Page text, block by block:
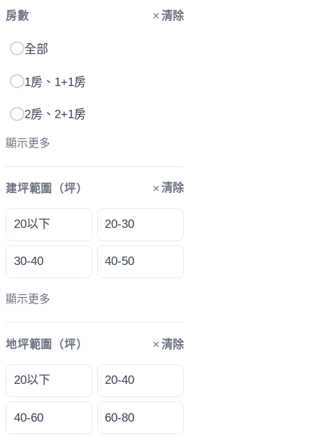
房數 清除
全部
1房、1+1房
2房、2+1房
顯示更多
建坪範圍（坪） 清除
20以下 20-30
30-40 40-50
顯示更多
地坪範圍（坪） 清除
20以下 20-40
40-60 60-80